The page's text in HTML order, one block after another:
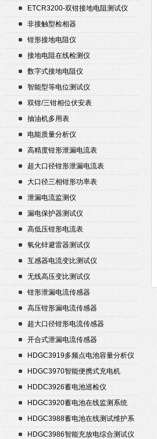
平表/电平振荡器
ETCR3200-双钳接地电阻测试仪
非接触型检相器
钳形接地电阻仪
接地电阻在线检测仪
数字式接地电阻仪
智能型等电位测试仪
双钳/三钳相位伏安表
抽油机多用表
电能质量分析仪
高精度钳形泄漏电流表
超大口径钳形泄漏电流表
大口径三相钳形功率表
泄漏电流监测仪
漏电保护器测试仪
高低压钳形电流表
氧化锌避雷器测试仪
互感器电流变比测试仪
无线高压变比测试仪
钳形泄漏电流传感器
高压钳形漏电流传感器
超大口径钳形电流传感器
开合式泄漏电流传感器
HDGC3919多频点电池容量分析仪
HDGC3970智能便携式充电机
HDDC3926蓄电池巡检仪
HDGC3920蓄电池在线监测系统
HDGC3988蓄电池在线测试维护系
统
HDGC3986智能充放电综合测试仪